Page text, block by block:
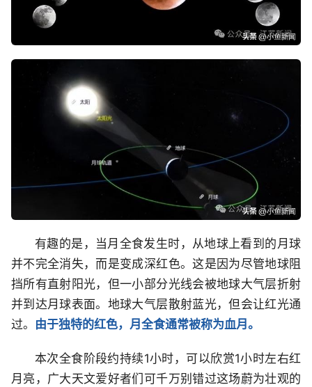
有趣的是，当月全食发生时，从地球上看到的月球
并不完全消失，而是变成深红色。这是因为尽管地球阻
挡所有直射阳光，但一小部分光线会被地球大气层折射
并到达月球表面。地球大气层散射蓝光，但会让红光通
过。 由于独特的红色，月全食通常被称为血月。
本次全食阶段约持续1小时，可以欣赏1小时左右红
月亮，广大天文爱好者们可千万别错过这场蔚为壮观的